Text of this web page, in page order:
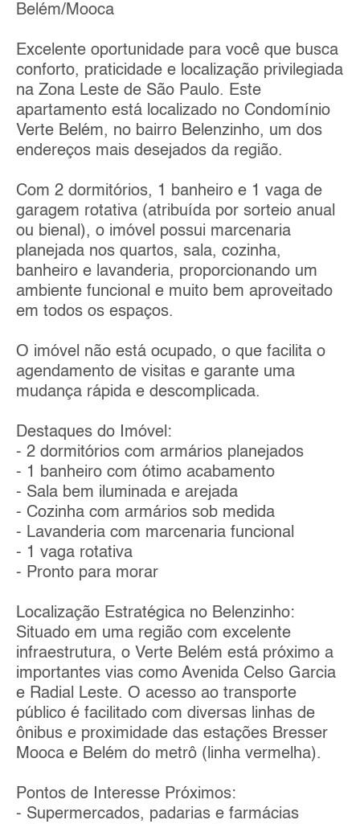
Belém/Mooca
Excelente oportunidade para você que busca
conforto, praticidade e localização privilegiada
na Zona Leste de São Paulo. Este
apartamento está localizado no Condomínio
Verte Belém, no bairro Belenzinho, um dos
endereços mais desejados da região.
Com 2 dormitórios, 1 banheiro e 1 vaga de
garagem rotativa (atribuída por sorteio anual
ou bienal), o imóvel possui marcenaria
planejada nos quartos, sala, cozinha,
banheiro e lavanderia, proporcionando um
ambiente funcional e muito bem aproveitado
em todos os espaços.
O imóvel não está ocupado, o que facilita o
agendamento de visitas e garante uma
mudança rápida e descomplicada.
Destaques do Imóvel:
- 2 dormitórios com armários planejados
- 1 banheiro com ótimo acabamento
- Sala bem iluminada e arejada
- Cozinha com armários sob medida
- Lavanderia com marcenaria funcional
- 1 vaga rotativa
- Pronto para morar
Localização Estratégica no Belenzinho:
Situado em uma região com excelente
infraestrutura, o Verte Belém está próximo a
importantes vias como Avenida Celso Garcia
e Radial Leste. O acesso ao transporte
público é facilitado com diversas linhas de
ônibus e proximidade das estações Bresser
Mooca e Belém do metrô (linha vermelha).
Pontos de Interesse Próximos:
- Supermercados, padarias e farmácias